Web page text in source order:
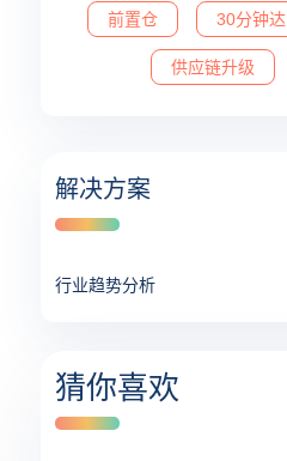
前置仓 30分钟达
供应链升级
解决方案
行业趋势分析
猜你喜欢